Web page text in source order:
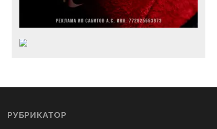
РУБРИКАТОР